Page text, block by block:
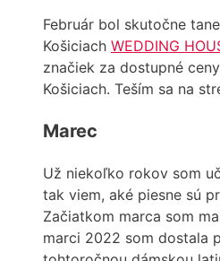
Február bol skutočne
Košiciach WEDDING
značiek za dostupné
Košiciach. Teším sa na
Marec
Už niekoľko rokov som
tak viem, aké piesne sú
Začiatkom marca som
marci 2022 som dostala